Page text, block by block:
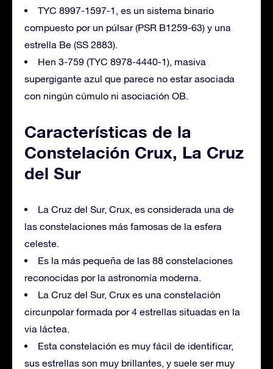
TYC 8997-1597-1, es un sistema binario
compuesto por un púlsar (PSR B1259-63) y una
estrella Be (SS 2883).
Hen 3-759 (TYC 8978-4440-1), masiva
supergigante azul que parece no estar asociada
con ningún cúmulo ni asociación OB.
Características de la
Constelación Crux, La Cruz
del Sur
La Cruz del Sur, Crux, es considerada una de
las constelaciones más famosas de la esfera
celeste.
Es la más pequeña de las 88 constelaciones
reconocidas por la astronomía moderna.
La Cruz del Sur, Crux es una constelación
circunpolar formada por 4 estrellas situadas en la
via láctea.
Esta constelación es muy fácil de identificar,
sus estrellas son muy brillantes, y suele ser muy